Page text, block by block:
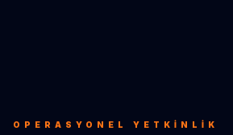
OPERASYONEL YETKINLIK